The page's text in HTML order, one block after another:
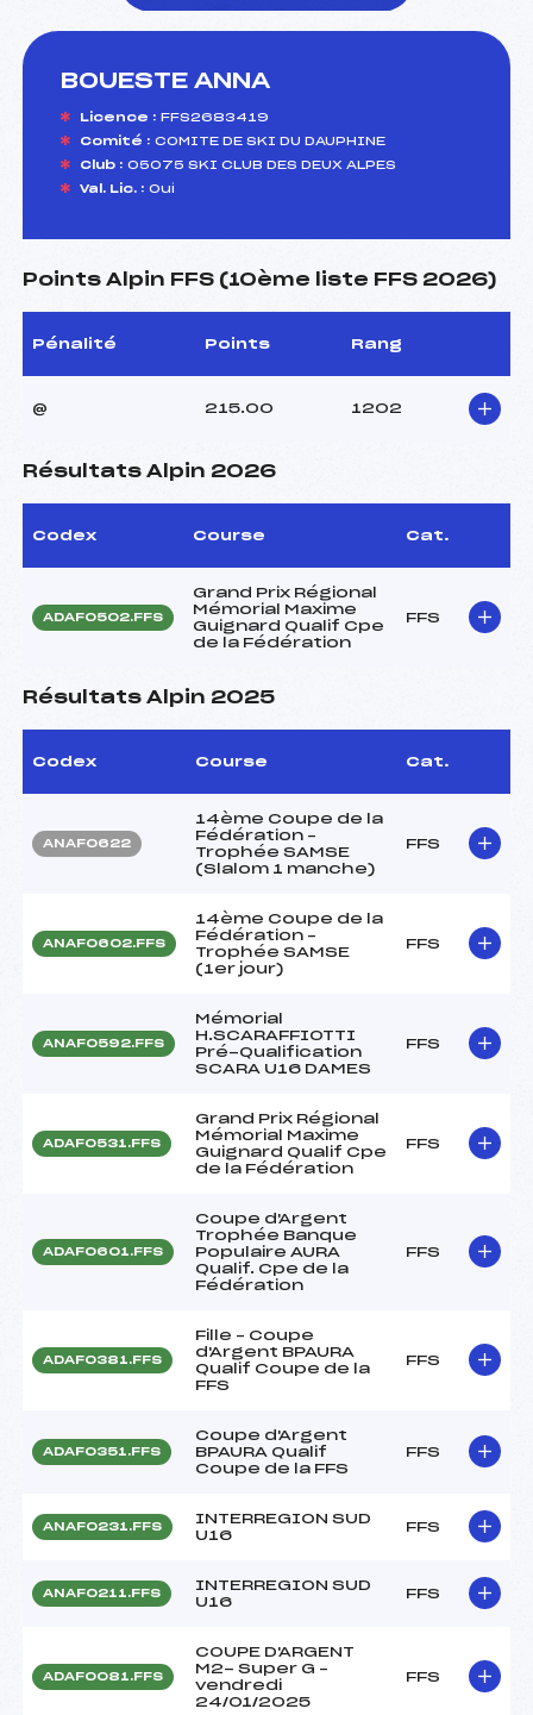
BOUESTE ANNA
Licence : FFS2683419
Comité : COMITE DE SKI DU DAUPHINE
Club : 05075 SKI CLUB DES DEUX ALPES
Val. Lic. : Oui
Points Alpin FFS (10ème liste FFS 2026)
Pénalité Points Rang
@ 215.00 1202
Résultats Alpin 2026
Codex Course Cat.
ADAF0502.FFS
Grand Prix Régional
Mémorial Maxime
Guignard Qualif Cpe
de la Fédération
FFS
Résultats Alpin 2025
Codex Course Cat.
ANAF0622
14ème Coupe de la
Fédération –
Trophée SAMSE
(Slalom 1 manche)
FFS
ANAF0602.FFS
14ème Coupe de la
Fédération –
Trophée SAMSE
(1er jour)
FFS
ANAF0592.FFS
Mémorial
H.SCARAFFIOTTI
Pré-Qualification
SCARA U16 DAMES
FFS
ADAF0531.FFS
Grand Prix Régional
Mémorial Maxime
Guignard Qualif Cpe
de la Fédération
FFS
ADAF0601.FFS
Coupe d'Argent
Trophée Banque
Populaire AURA
Qualif. Cpe de la
Fédération
FFS
ADAF0381.FFS
Fille – Coupe
d'Argent BPAURA
Qualif Coupe de la
FFS
FFS
ADAF0351.FFS
Coupe d'Argent
BPAURA Qualif
Coupe de la FFS
FFS
ANAF0231.FFS
INTERREGION SUD
U16
FFS
ANAF0211.FFS
INTERREGION SUD
U16
FFS
ADAF0081.FFS
COUPE D'ARGENT
M2- Super G –
vendredi
24/01/2025
FFS